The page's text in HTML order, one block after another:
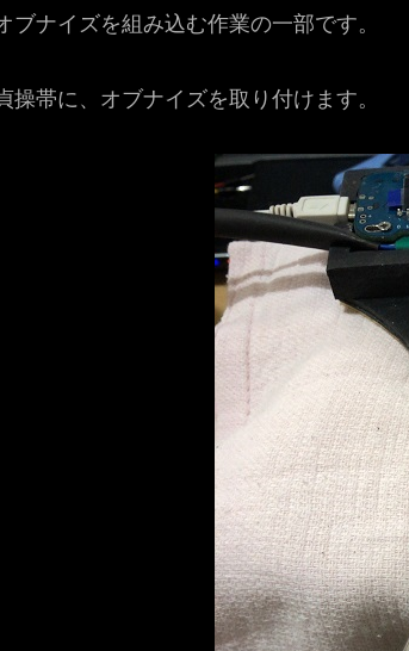
ナイズを組み込む作業の一部です。
帯に、オブナイズを取り付けます。